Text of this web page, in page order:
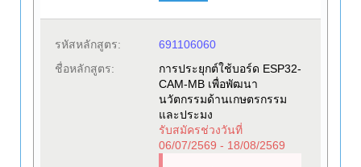
รหัสหลักสูตร:
691106060
ชื่อหลักสูตร:
การประยุกต์ใช้บอร์ด ESP32-
CAM-MB เพื่อพัฒนา
นวัตกรรมด้านเกษตรกรรม
และประมง
รับสมัครช่วงวันที่
06/07/2569 - 18/08/2569